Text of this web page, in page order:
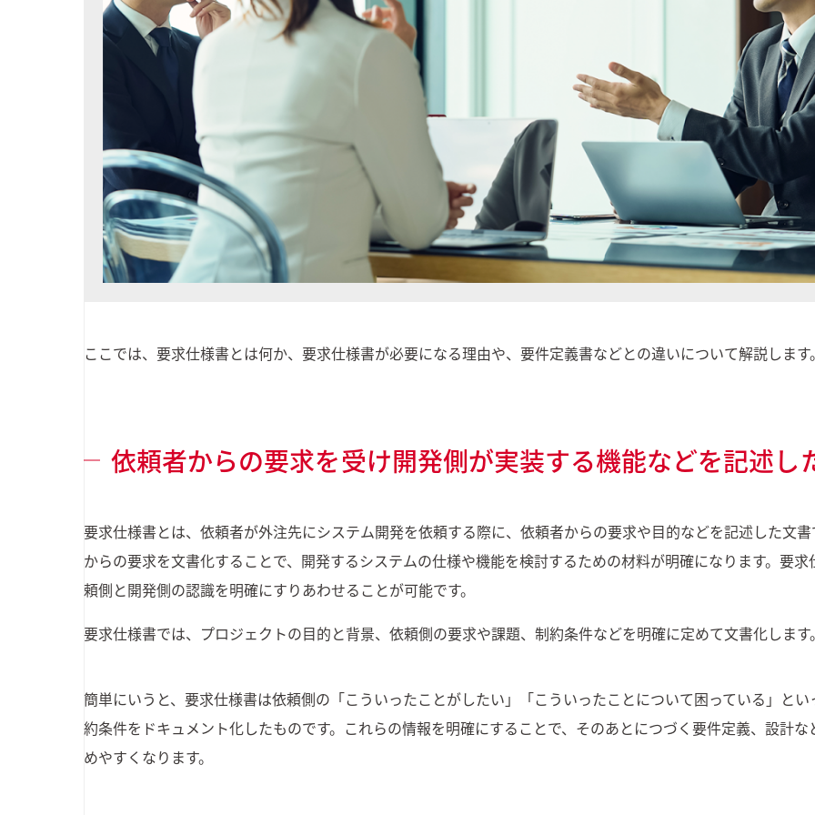
ここでは、要求仕様書とは何か、要求仕様書が必要になる理由や、要件定義書などとの違いについて解説します
依頼者からの要求を受け開発側が実装する機能などを記述し
要求仕様書とは、依頼者が外注先にシステム開発を依頼する際に、依頼者からの要求や目的などを記述した文
からの要求を文書化することで、開発するシステムの仕様や機能を検討するための材料が明確になります。要求
頼側と開発側の認識を明確にすりあわせることが可能です。
要求仕様書では、プロジェクトの目的と背景、依頼側の要求や課題、制約条件などを明確に定めて文書化します
簡単にいうと、要求仕様書は依頼側の「こういったことがしたい」「こういったことについて困っている」と
約条件をドキュメント化したものです。これらの情報を明確にすることで、そのあとにつづく要件定義、設計な
めやすくなります。